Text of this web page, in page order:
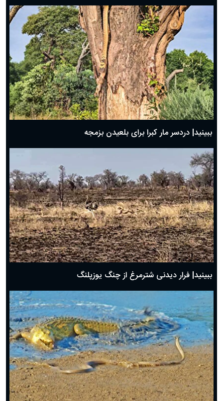
ببینید| دردسر مار کبرا برای بلعیدن بزمجه
ببینید| فرار دیدنی شترمرغ از چنگ یوزپلنگ